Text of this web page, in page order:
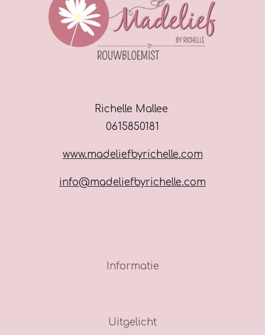
Richelle Mallee
0615850181
www.madeliefbyrichelle.com
info@madeliefbyrichelle.com
Informatie
Uitgelicht